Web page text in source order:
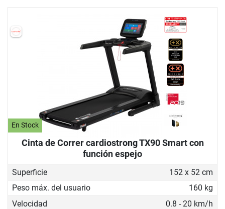
En Stock
Cinta de Correr cardiostrong TX90 Smart con
función espejo
Superficie
152 x 52 cm
Peso máx. del usuario
160 kg
Velocidad
0.8 - 20 km/h